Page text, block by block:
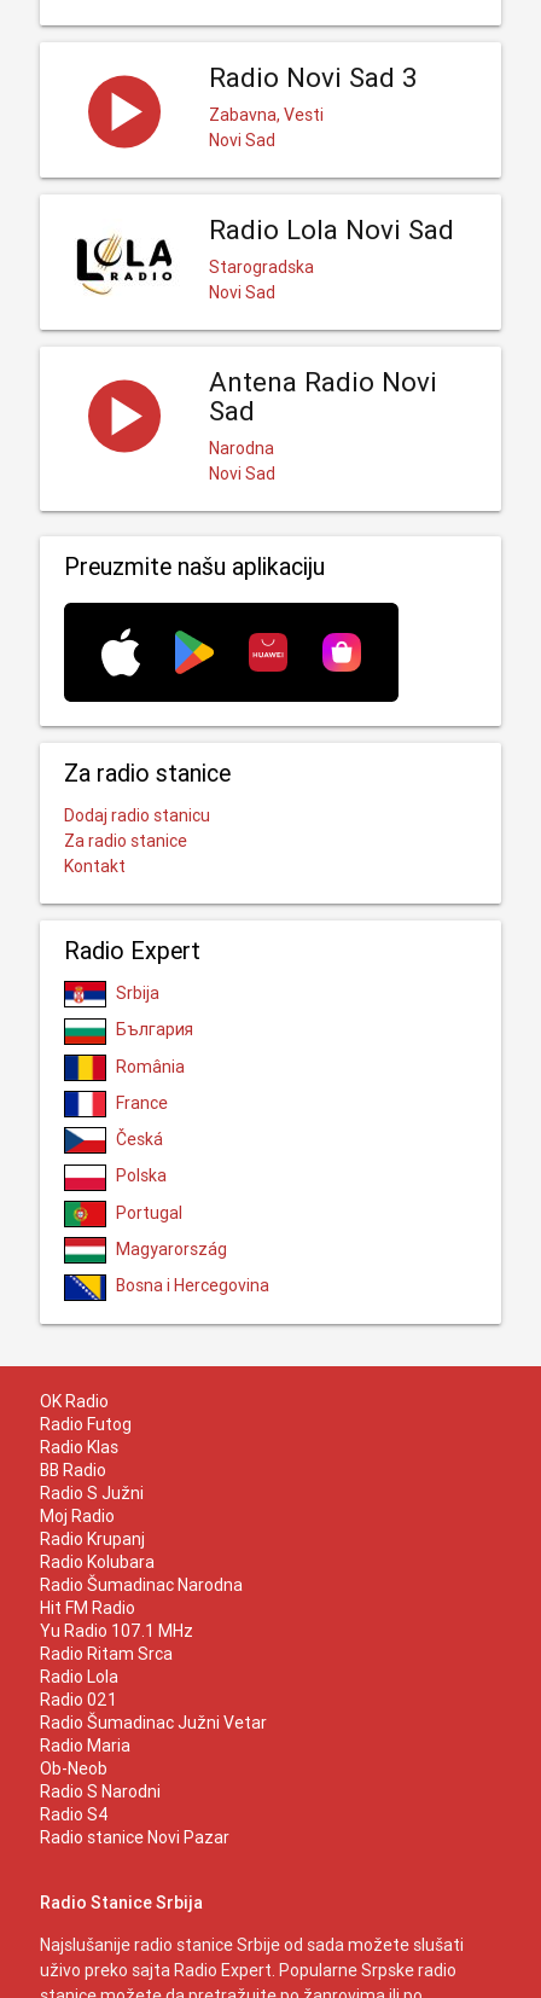
Radio Novi Sad 3
Zabavna, Vesti
Novi Sad
Radio Lola Novi Sad
Starogradska
Novi Sad
Antena Radio Novi
Sad
Narodna
Novi Sad
Preuzmite našu aplikaciju
Za radio stanice
Dodaj radio stanicu
Za radio stanice
Kontakt
Radio Expert
Srbija
България
România
France
Česká
Polska
Portugal
Magyarország
Bosna i Hercegovina
OK Radio
Radio Futog
Radio Klas
BB Radio
Radio S Južni
Moj Radio
Radio Krupanj
Radio Kolubara
Radio Šumadinac Narodna
Hit FM Radio
Yu Radio 107.1 MHz
Radio Ritam Srca
Radio Lola
Radio 021
Radio Šumadinac Južni Vetar
Radio Maria
Ob-Neob
Radio S Narodni
Radio S4
Radio stanice Novi Pazar
Radio Stanice Srbija
Najslušanije radio stanice Srbije od sada možete slušati
uživo preko sajta Radio Expert. Popularne Srpske radio